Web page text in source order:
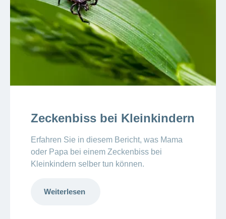
Zeckenbiss bei Kleinkindern
Erfahren Sie in diesem Bericht, was Mama
oder Papa bei einem Zeckenbiss bei
Kleinkindern selber tun können.
Weiterlesen